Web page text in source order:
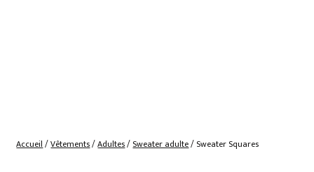
Accueil/Vêtements/Adultes/Sweater adulte/ Sweater Squares